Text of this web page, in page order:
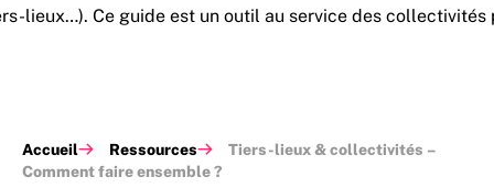
Ce guide est un outil au service des
Accueil Ressources
Tiers-lieux & collectivités –
Comment faire ensemble ?